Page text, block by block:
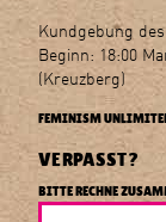
Tod“
E
Kundgebung
Beginn: 18:00
(Kreuzberg)
Berlin
FEMINISM
VERPASST?
BITTE RECHNE